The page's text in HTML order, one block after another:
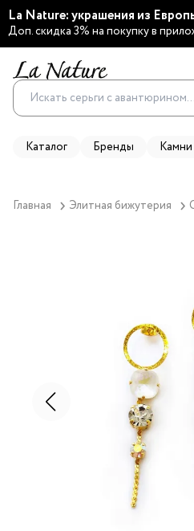
La Nature: украшения из
Доп. скидка 3% на покупку в
Каталог Бренды
Главная Элитная бижутерия